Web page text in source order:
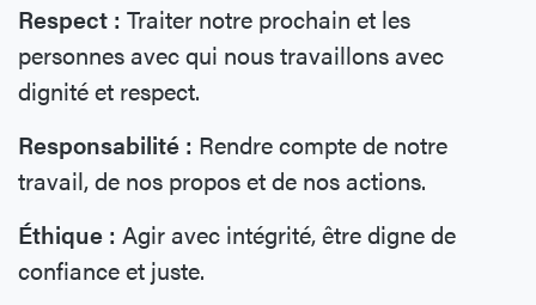
Respect : Traiter notre prochain et les
personnes avec qui nous travaillons avec
dignité et respect.
Responsabilité : Rendre compte de notre
travail, de nos propos et de nos actions.
Éthique : Agir avec intégrité, être digne de
confiance et juste.